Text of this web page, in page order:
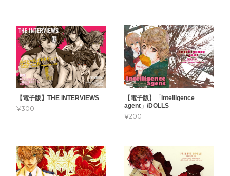
【電子版】THE INTERVIEWS
¥300
【電子版】「Intelligence
agent」/DOLLS
¥200